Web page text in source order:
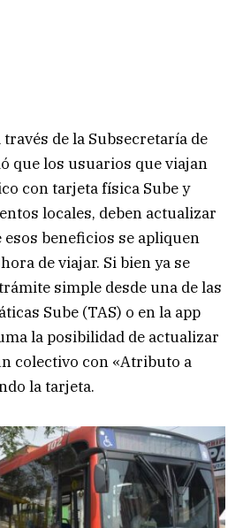
de la Subsecretaría de
que los usuarios que viajan
con tarjeta física Sube y
locales, deben actualizar
beneficios se apliquen
de viajar. Si bien ya se
simple desde una de las
Sube (TAS) o en la app
la posibilidad de actualizar
colectivo con «Atributo a
la tarjeta.